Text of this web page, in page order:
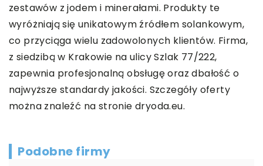
zestawów z jodem i minerałami. Produkty te
wyróżniają się unikatowym źródłem solankowym,
co przyciąga wielu zadowolonych klientów. Firma,
z siedzibą w Krakowie na ulicy Szlak 77/222,
zapewnia profesjonalną obsługę oraz dbałość o
najwyższe standardy jakości. Szczegóły oferty
można znaleźć na stronie dryoda.eu.
Podobne firmy